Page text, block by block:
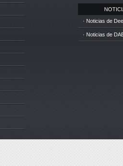
· Noticias de
· Noticias de